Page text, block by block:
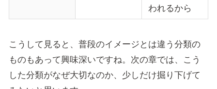
われるから
こうして見ると、普段のイメージとは違う分類の
ものもあって興味深いですね。次の章では、こう
した分類がなぜ大切なのか、少しだけ掘り下げて